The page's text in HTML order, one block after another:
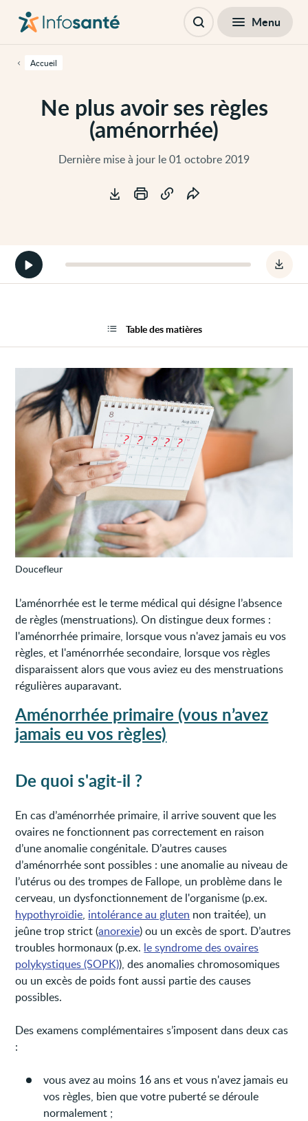
contenu
cette
navigationNe plus avoir ses règles
(aménorrhée)
Dernière mise à jour le 01 octobre 2019
Accueil
principale
Ouvrir Menu
le
ses
Démarrer
la
version
Doucefleur
L’aménorrhée est le terme médical qui désigne l’absence
de règles (menstruations). On distingue deux formes :
l'aménorrhée primaire, lorsque vous n'avez jamais eu vos
règles, et l'aménorrhée secondaire, lorsque vos règles
disparaissent alors que vous aviez eu des menstruations
régulières auparavant.
Aménorrhée primaire (vous n’avez
jamais eu vos règles)
De quoi s'agit-il ?
En cas d’aménorrhée primaire, il arrive souvent que les
ovaires ne fonctionnent pas correctement en raison
d’une anomalie congénitale. D’autres causes
d’aménorrhée sont possibles : une anomalie au niveau de
l’utérus ou des trompes de Fallope, un problème dans le
cerveau, un dysfonctionnement de l'organisme (p.ex.
hypothyroïdie, intolérance au gluten non traitée), un
jeûne trop strict (anorexie) ou un excès de sport. D’autres
troubles hormonaux (p.ex. le syndrome des ovaires
polykystiques (SOPK)), des anomalies chromosomiques
ou un excès de poids font aussi partie des causes
possibles.
Des examens complémentaires s’imposent dans deux cas
:
vous avez au moins 16 ans et vous n'avez jamais eu
vos règles, bien que votre puberté se déroule
normalement ;
Table des matières
Table des matières Fermer